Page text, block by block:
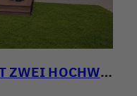
FAMILIENANWESEN MIT ZWEI HOCHWERTIGEN WOHNHÄUSERN! WOHNEN, ARBEITEN & VERMIETEN PERFEKT KOMBINIERT